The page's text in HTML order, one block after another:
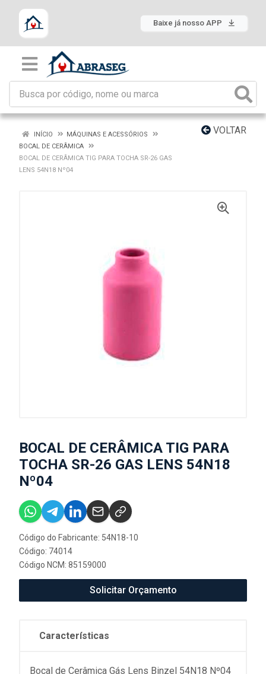
Baixe já nosso APP
VOLTAR
INÍCIO
MÁQUINAS E ACESSÓRIOS
BOCAL DE CERÂMICA
BOCAL DE CERÂMICA TIG PARA TOCHA SR-26 GAS
LENS 54N18 Nº04
BOCAL DE CERÂMICA TIG PARA
TOCHA SR-26 GAS LENS 54N18
Nº04
Código do Fabricante: 54N18-10
Código: 74014
Código NCM: 85159000
Solicitar Orçamento
Características
Bocal de Cerâmica Gás Lens Binzel 54N18 Nº04